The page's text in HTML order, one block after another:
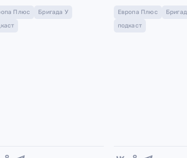
Плюс
Бригада У
открыли нам
Европа Плюс
подкаст